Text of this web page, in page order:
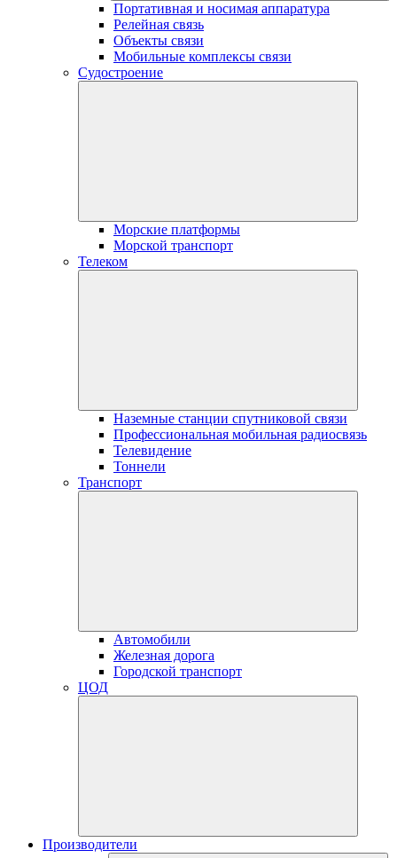
Портативная и носимая аппаратура
Релейная связь
Объекты связи
Мобильные комплексы связи
Судостроение
Морские платформы
Морской транспорт
Телеком
Наземные станции спутниковой связи
Профессиональная мобильная радиосвязь
Телевидение
Тоннели
Транспорт
Автомобили
Железная дорога
Городской транспорт
ЦОД
Производители